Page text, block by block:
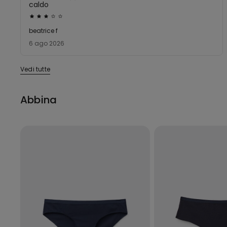
Valutato
3
su
caldo
6 ago 2026
beatrice f
Vedi tutte
Abbina